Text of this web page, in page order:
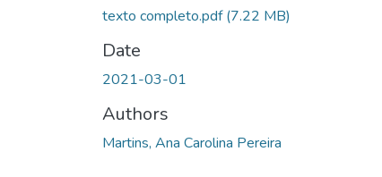
texto completo.pdf(7.22 MB)
Date
2021-03-01
Authors
Martins, Ana Carolina Pereira